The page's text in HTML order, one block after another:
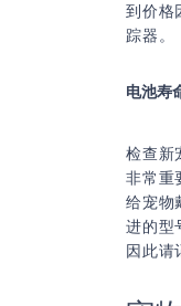
到价格
踪器。
电池寿
检查新
非常重
给宠物
进的型
因此请